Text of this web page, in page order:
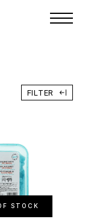
FILTER
STOCK